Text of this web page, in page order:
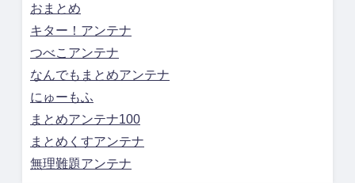
おまとめ
キター！アンテナ
つべこアンテナ
なんでもまとめアンテナ
にゅーもふ
まとめアンテナ100
まとめくすアンテナ
無理難題アンテナ